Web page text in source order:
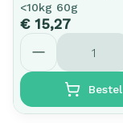
<10kg 60g
€ 15,27
Aantal
Bestel